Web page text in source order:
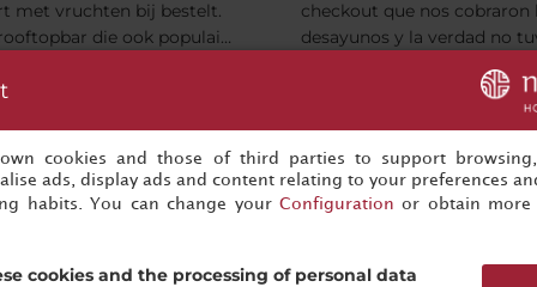
met vruchten bij bestelt.
die ook populair
de kleine kant.
checkout que nos cobraron
desayunos y la verdad no
desayunos, pero la
excelente, en algún próximo
problema.
San Luis
cookies and those of third parties to support
ads, display ads and content relating to your preferences
habits. You can change your Configuration or obtain
cookies and the processing of personal data